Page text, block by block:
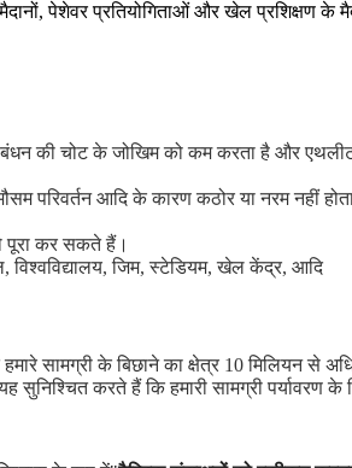
पेशेवर प्रतियोगिताओं और खेल प्रशिक्षण के
की चोट के जोखिम को कम करता है और
परिवर्तन आदि के कारण कठोर या नरम नहीं
पूरा कर सकते हैं।
जिम, स्टेडियम, खेल केंद्र, आदि
सामग्री के बिछाने का क्षेत्र 10 मिलियन से
करते हैं कि हमारी सामग्री पर्यावरण के